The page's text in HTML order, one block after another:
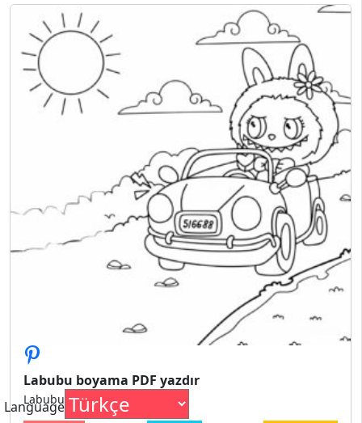
Labubu boyama PDF yazdır
Labubu boyama PDF yazdır
Language